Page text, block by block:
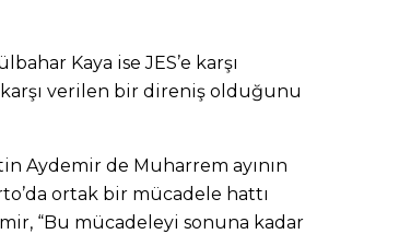
Kaya ise JES’e karşı
verilen bir direniş olduğunu
Aydemir de Muharrem ayının
ortak bir mücadele hattı
“Bu mücadeleyi sonuna kadar